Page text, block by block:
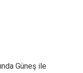
Güneş ile